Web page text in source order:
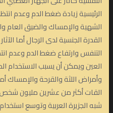
الرئيسية زيادة ضغط الدم وعدم
الشهية والإمساك والضيق العام
القدرة الجنسية لدى الرجال أما
التنفس وارتفاع ضغط الدم وعدم
العين ويمكن أن يسبب الاستخدام
وأمراض اللثة والقرحة والإمساك
القات أكثر من عشرين مليون شخص
شبه الجزيرة العربية وتوسع